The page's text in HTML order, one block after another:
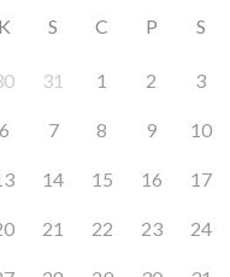
K S C P S
31 1 2 3
6 7 8 9 10
14 15 16 17
21 22 23 24